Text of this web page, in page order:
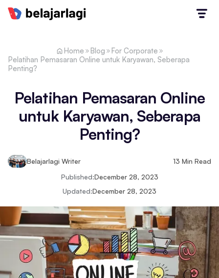
Home Blog
For Corporate
Pelatihan Pemasaran Online untuk Karyawan, Seberapa
Penting?
Pelatihan Pemasaran Online
untuk Karyawan, Seberapa
Penting?
Belajarlagi Writer 13 Min Read
Published:December 28, 2023
Updated:December 28, 2023